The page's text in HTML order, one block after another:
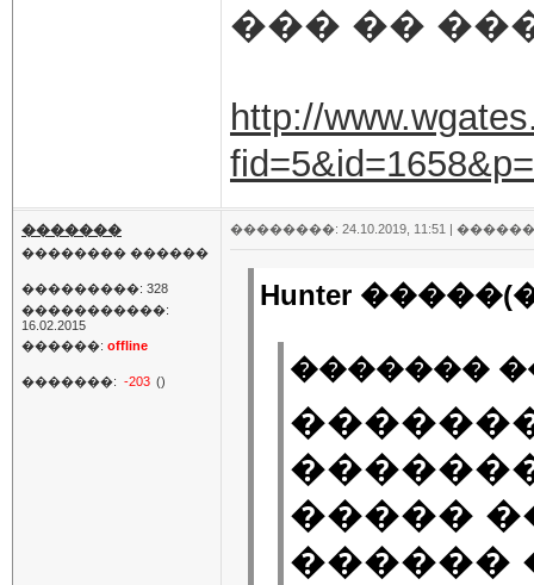
��� ��
http://
�������
�������� ������
���������: 328
�����������:
16.02.2015
������: offline
�������: -203 ()
��������: 24.10.2019, 11:51 |
Hunter
�������
�����
������